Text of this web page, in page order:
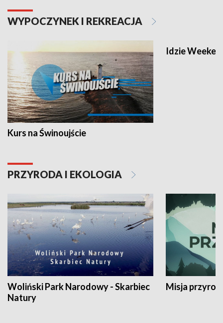
WYPOCZYNEK I REKREACJA
Kurs na Świnoujście
Idzie
PRZYRODA I EKOLOGIA
Woliński Park Narodowy - Skarbiec
Natury
Misja